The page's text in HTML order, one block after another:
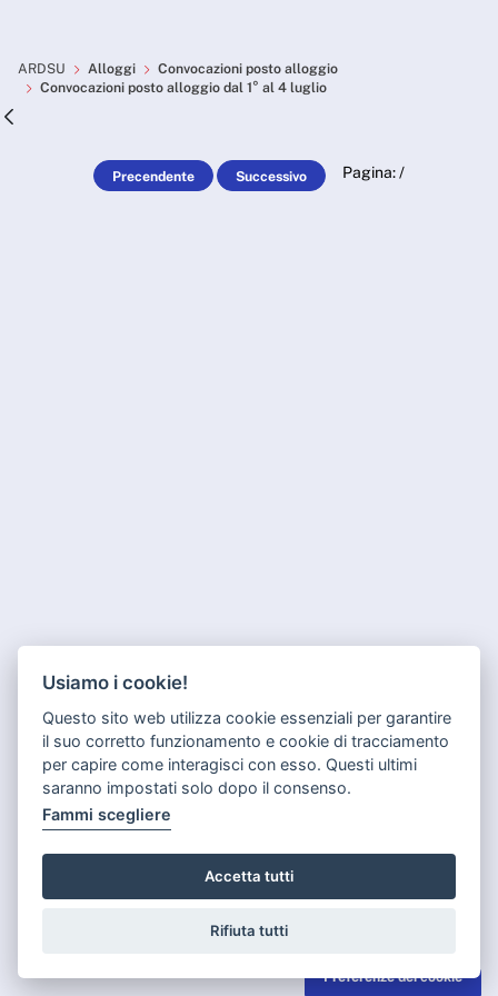
Convocazioni posto
ARDSU Alloggi
Convocazioni posto alloggio
Convocazioni posto alloggio dal 1° al 4 luglio
Precendente Successivo Pagina:/
Usiamo i cookie!
Questo sito web utilizza cookie essenziali per garantire
il suo corretto funzionamento e cookie di tracciamento
per capire come interagisci con esso. Questi ultimi
saranno impostati solo dopo il consenso.
Fammi scegliere
Accetta tutti
Rifiuta tutti